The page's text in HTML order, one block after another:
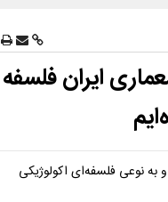
ایران فلسفه
به نوعی فلسفه‌ای اکولوژیکی